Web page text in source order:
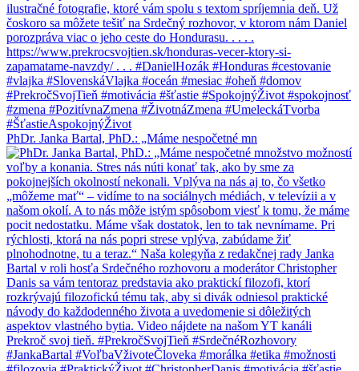
PhDr. Janka Bartal, PhD.: „Máme nespočetné mn